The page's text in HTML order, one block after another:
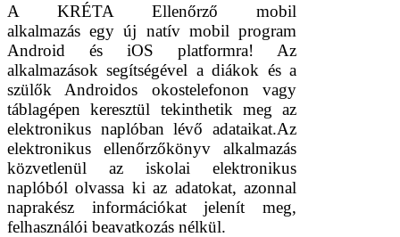
A KRÉTA Ellenőrző mobil
alkalmazás egy új natív mobil program
Android és iOS platformra! Az
alkalmazások segítségével a diákok és a
szülők Androidos okostelefonon vagy
táblagépen keresztül tekinthetik meg az
elektronikus naplóban lévő adataikat.Az
elektronikus ellenőrzőkönyv alkalmazás
közvetlenül az iskolai elektronikus
naplóból olvassa ki az adatokat, azonnal
naprakész információkat jelenít meg,
felhasználói beavatkozás nélkül.